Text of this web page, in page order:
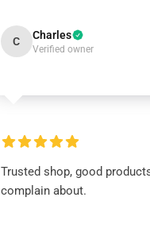
C Charles
Verified owner
Trusted shop, good
complain about.